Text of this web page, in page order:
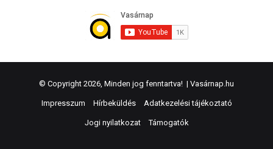
© Copyright 2026, Minden jog fenntartva! | Vasárnap.hu
Impresszum Hírbeküldés Adatkezelési tájékoztató
Jogi nyilatkozat Támogatók